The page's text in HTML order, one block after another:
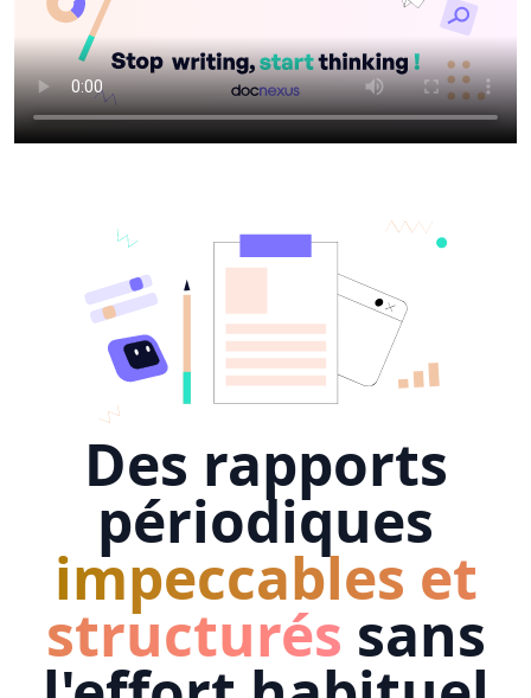
Des rapports
périodiques
impeccables et
structurés sans